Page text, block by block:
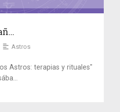
Astros
Astros: terapias y rituales"